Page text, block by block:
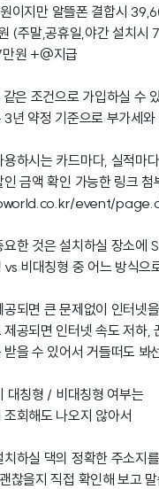
이지만 알뜰폰 결합시
(주말,공휴일,야간 설치시
원 +@지급
은 조건으로 가입하실 수
년 약정 기준으로 부가세
하시는 카드마다, 실적마
인 금액 확인 가능한 링크
event/
요한 것은 설치하실 장소에
vs 비대칭형 중 어느 방식
되면 큰 문제없이 인터넷
공되면 인터넷 속도 저하,
을 수 있어서 거들떠도 봐
대칭형 / 비대칭형 여부는
회해도 나오지 않아서
하실 댁의 정확한 주소지
찮을지 직접 확인해 보고